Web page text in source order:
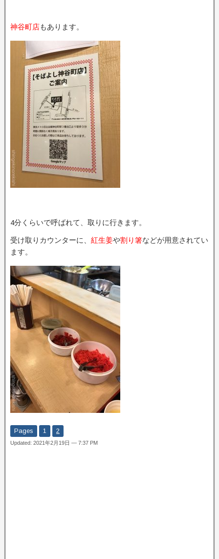
神谷町店もあります。
4分くらいで呼ばれて、取りに行きます。
受け取りカウンターに、 紅生姜や割り箸などが用意されてい
ます。
Pages 1 2
Updated: 2021年2月19日 — 7:37 PM